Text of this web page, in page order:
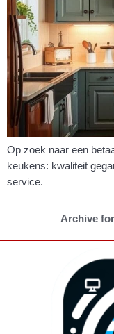
Op zoek naar een
keukens: kwaliteit
service.
Archive